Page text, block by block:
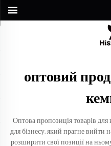
оптовий
Оптова пропозиція товарів
для бізнесу, який прагне вийти
розширити свої позиції на